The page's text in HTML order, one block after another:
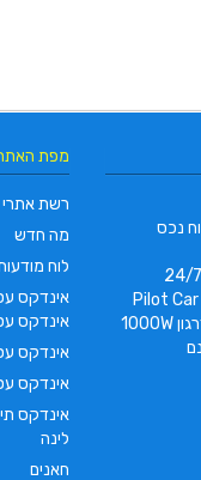
מפת
רשת אתרי
מה חדש
לוח
אינדקס
אינדקס
אינדקס
אינדקס
אינדקס
לינה
חאנים
נכס